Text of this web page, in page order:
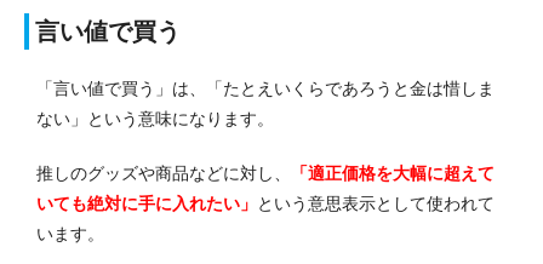
言い値で買う
「言い値で買う」は、「たとえいくらであろうと金は惜しま
ない」という意味になります。
推しのグッズや商品などに対し、
「適正価格を大幅に超えて
いても絶対に手に入れたい」 という意思表示として使われて
います。